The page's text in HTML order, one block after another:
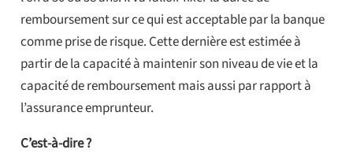
remboursement sur ce qui est acceptable par la banque
comme prise de risque. Cette dernière est estimée à
partir de la capacité à maintenir son niveau de vie et la
capacité de remboursement mais aussi par rapport à
l’assurance emprunteur.
C’est-à-dire ?